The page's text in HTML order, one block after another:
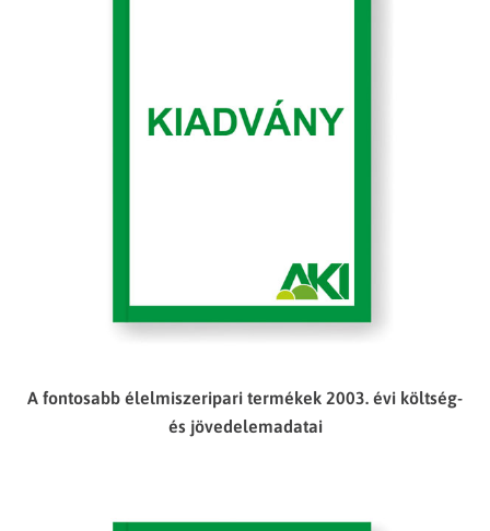
A fontosabb élelmiszeripari termékek 2003. évi költség-
és jövedelemadatai